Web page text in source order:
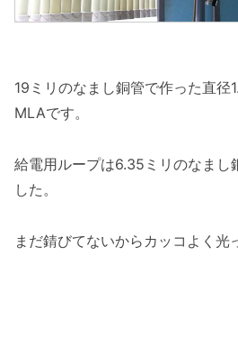
19ミリのなまし銅管で作った直径
MLAです。
給電用ループは6.35ミリのなまし
した。
まだ錆びてないからカッコよく光